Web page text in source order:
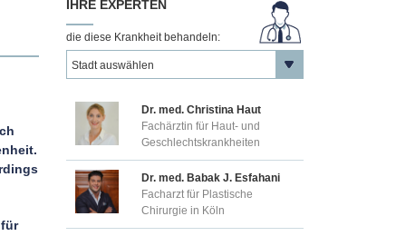
IHRE EXPERTEN
die diese Krankheit behandeln:
Dr. med. Christian Fellenz
Hautarzt in Wien
Dr. med. Christina Haut
Fachärztin für Haut- und
Geschlechtskrankheiten
Dr. med. Babak J. Esfahani
Facharzt für Plastische
Chirurgie in Köln